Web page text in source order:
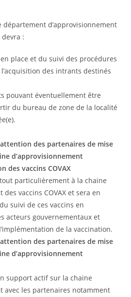
département d’approvisionnement
:
place et du suivi des procédures
des intrants destinés
pouvant éventuellement être
du bureau de zone de la localité
des partenaires de mise
d’approvisionnement
des vaccins COVAX
particulièrement à la chaine
des vaccins COVAX et sera en
suivi de ces vaccins en
acteurs gouvernementaux et
de la vaccination.
des partenaires de mise
d’approvisionnement
support actif sur la chaine
avec les partenaires notamment